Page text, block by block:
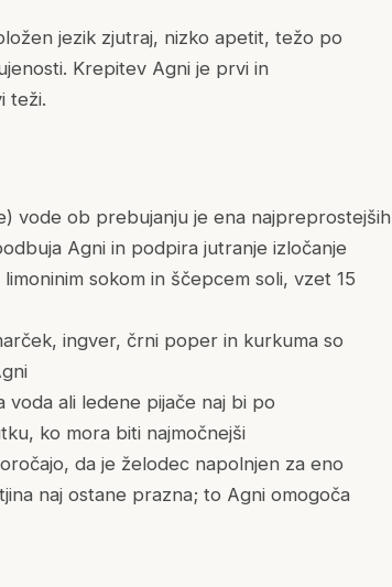
jezik zjutraj, nizko apetit, težo po
Krepitev Agni je prvi in
teži.
vode ob prebujanju je ena najpreprostejših
Agni in podpira jutranje izločanje
sokom in ščepcem soli, vzet 15
ingver, črni poper in kurkuma so
voda ali ledene pijače naj bi po
ko mora biti najmočnejši
da je želodec napolnjen za eno
naj ostane prazna; to Agni omogoča